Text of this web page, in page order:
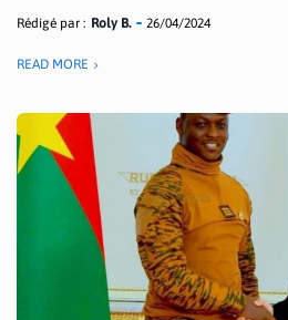
Rédigé par : Roly B. 26/04/2024
READ MORE